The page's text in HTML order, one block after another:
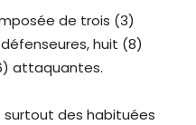
de trois (3)
huit (8)
attaquantes.
des habituées